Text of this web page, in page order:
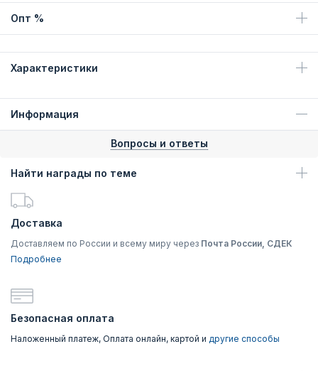
Опт %
Характеристики
Информация
Вопросы и ответы
Найти награды по теме
Доставка
Доставляем по России и всему миру через Почта России, СДЕК
Подробнее
Безопасная оплата
Наложенный платеж, Оплата онлайн, картой и другие способы